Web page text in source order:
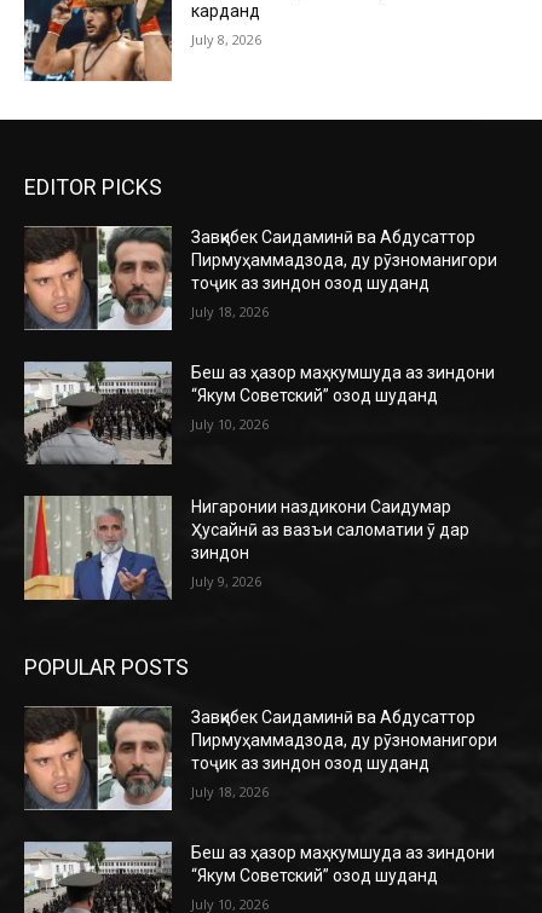
карданд
July 8, 2026
EDITOR PICKS
Завқибек Саидаминӣ ва Абдусаттор
Пирмуҳаммадзода, ду рӯзноманигори
тоҷик аз зиндон озод шуданд
July 18, 2026
Беш аз ҳазор маҳкумшуда аз зиндони
“Якум Советский” озод шуданд
July 10, 2026
Нигаронии наздикони Саидумар
Ҳусайнӣ аз вазъи саломатии ӯ дар
зиндон
July 9, 2026
POPULAR POSTS
Завқибек Саидаминӣ ва Абдусаттор
Пирмуҳаммадзода, ду рӯзноманигори
тоҷик аз зиндон озод шуданд
July 18, 2026
Беш аз ҳазор маҳкумшуда аз зиндони
“Якум Советский” озод шуданд
July 10, 2026